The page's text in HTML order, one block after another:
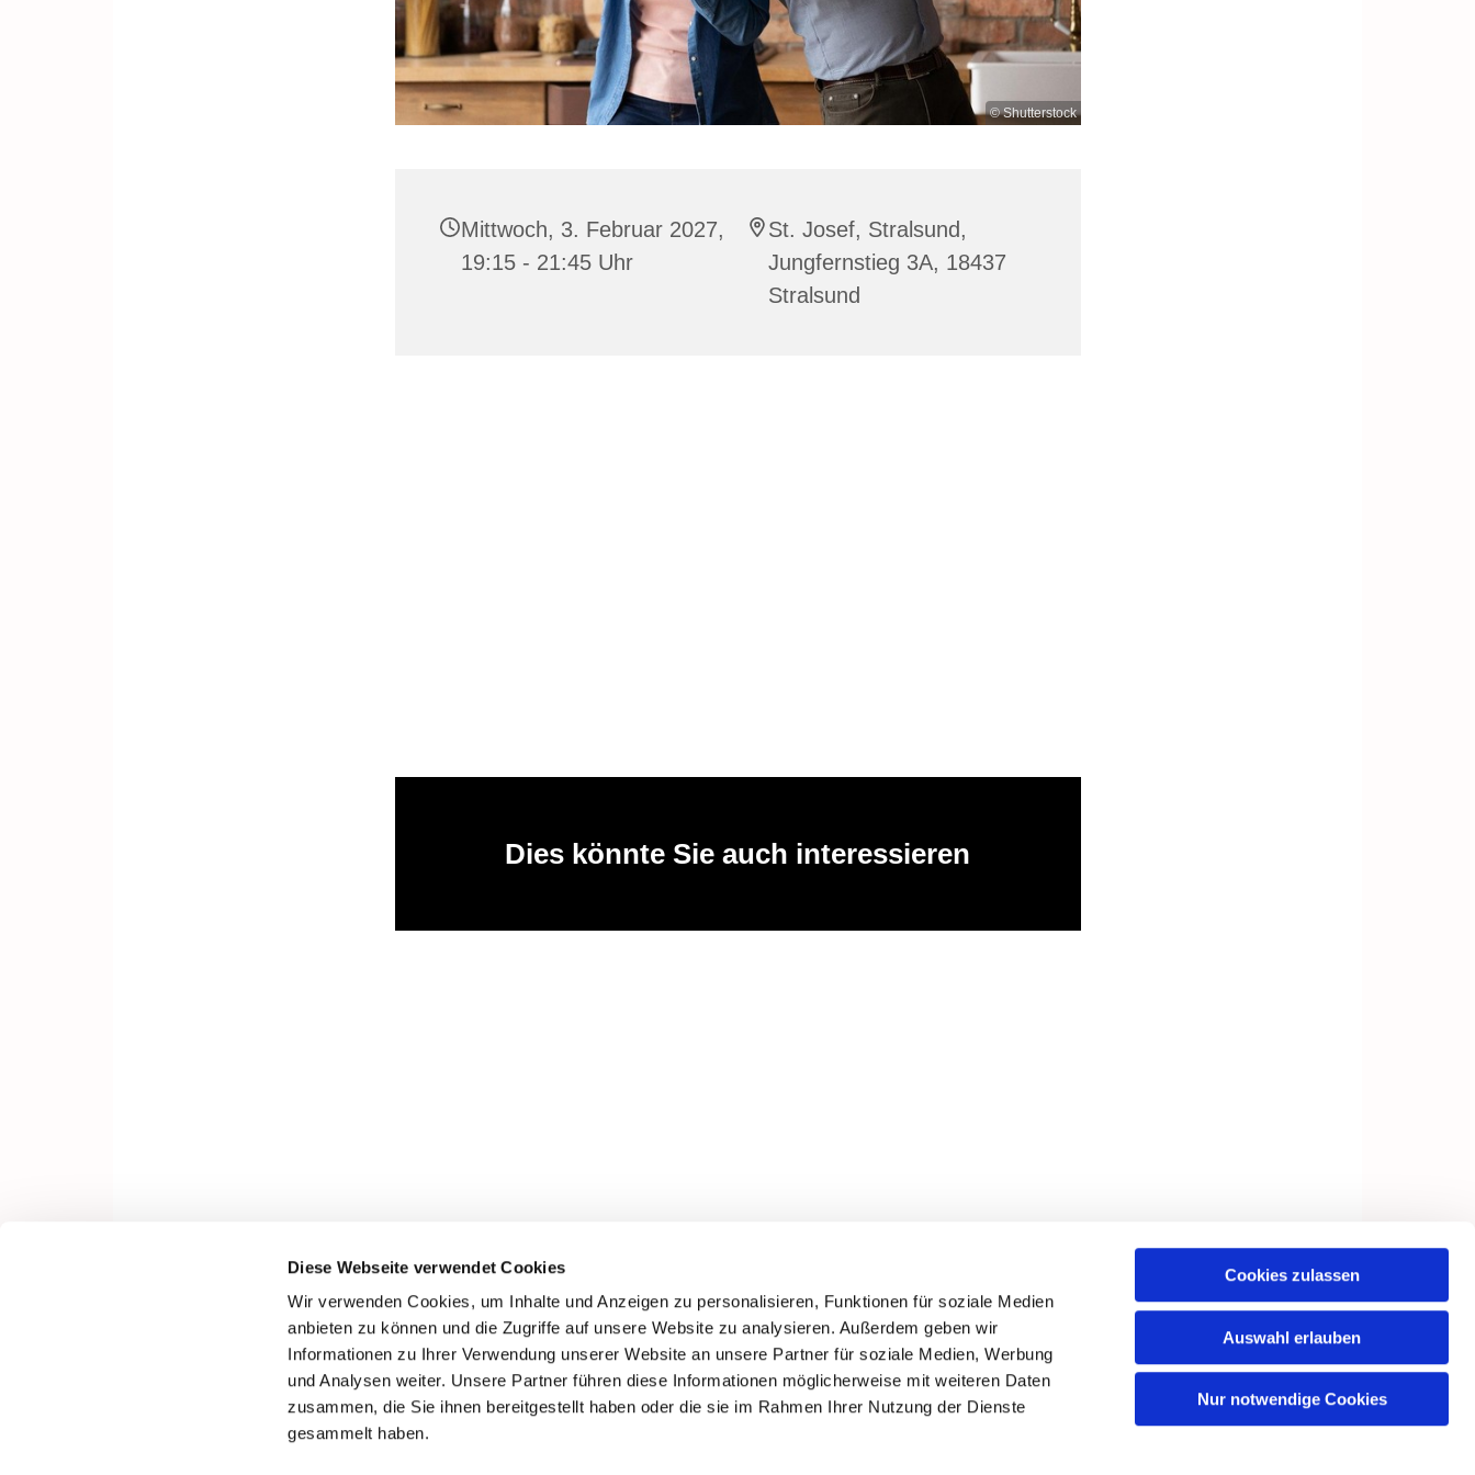
Diese Webseite verwendet Cookies
Wir verwenden Cookies, um Inhalte und Anzeigen zu personalisieren, Funktionen für soziale Medien
anbieten zu können und die Zugriffe auf unsere Website zu analysieren. Außerdem geben wir
Informationen zu Ihrer Verwendung unserer Website an unsere Partner für soziale Medien, Werbung
und Analysen weiter. Unsere Partner führen diese Informationen möglicherweise mit weiteren Daten
zusammen, die Sie ihnen bereitgestellt haben oder die sie im Rahmen Ihrer Nutzung der Dienste
gesammelt haben.
Cookies zulassen
Auswahl erlauben
Nur notwendige Cookies
© Shutterstock
Mittwoch, 3. Februar 2027,
19:15 - 21:45 Uhr
St. Josef, Stralsund,
Jungfernstieg 3A, 18437
Stralsund
Dies könnte Sie auch interessieren